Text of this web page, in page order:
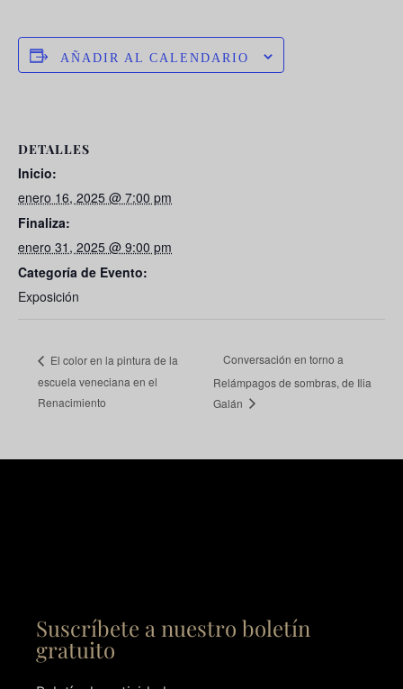
AÑADIR AL CALENDARIO
DETALLES
Inicio:
enero 16, 2025 @ 7:00 pm
Finaliza:
enero 31, 2025 @ 9:00 pm
Categoría de Evento:
Exposición
El color en la pintura de la
escuela veneciana en el
Renacimiento
Conversación en torno a
Relámpagos de sombras, de Ilia
Galán
Suscríbete a nuestro boletín
gratuito